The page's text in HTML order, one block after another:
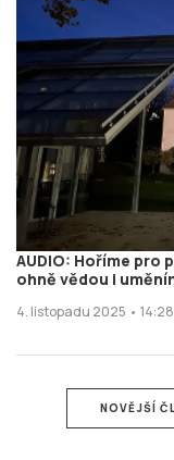
AUDIO: Hoříme pro
ohně vědou i
4. listopadu 2025 • 14:28
NOVĚJŠÍ